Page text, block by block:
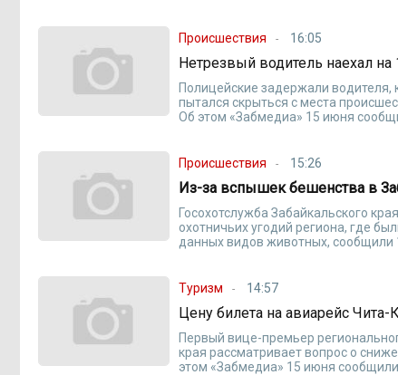
Происшествия 16:05
Нетрезвый водитель наехал
Полицейские задержали водителя,
пытался скрыться с места
Об этом «Забмедиа» 15 июня
Происшествия 15:26
Из-за вспышек бешенства в
Госохотслужба Забайкальского
охотничьих угодий региона, где
данных видов животных, сообщили
Туризм 14:57
Цену билета на авиарейс
Первый вице-премьер
края рассматривает вопрос о
этом «Забмедиа» 15 июня